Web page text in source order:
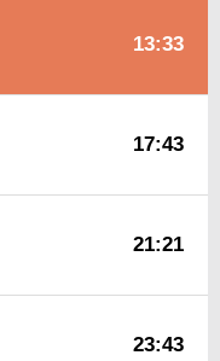
13:33
17:43
21:21
23:43